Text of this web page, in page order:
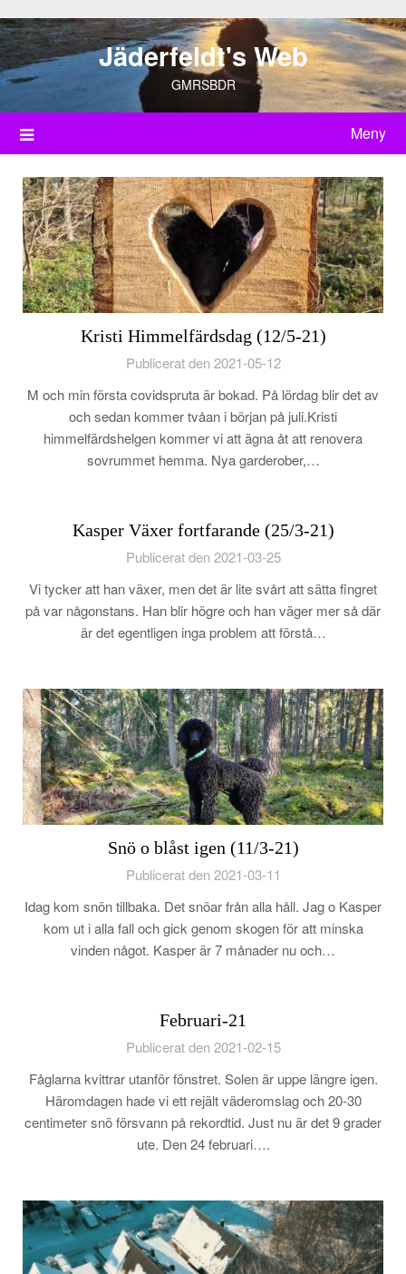
till
innehåll
Jäderfeldt's Web
GMRSBDR
Meny
Kristi Himmelfärdsdag (12/5-21)
Publicerat den 2021-05-12
M och min första covidspruta är bokad. På lördag blir det av
och sedan kommer tvåan i början på juli.Kristi
himmelfärdshelgen kommer vi att ägna åt att renovera
sovrummet hemma. Nya garderober,…
Kasper Växer fortfarande (25/3-21)
Publicerat den 2021-03-25
Vi tycker att han växer, men det är lite svårt att sätta fingret
på var någonstans. Han blir högre och han väger mer så där
är det egentligen inga problem att förstå…
Snö o blåst igen (11/3-21)
Publicerat den 2021-03-11
Idag kom snön tillbaka. Det snöar från alla håll. Jag o Kasper
kom ut i alla fall och gick genom skogen för att minska
vinden något. Kasper är 7 månader nu och…
Februari-21
Publicerat den 2021-02-15
Fåglarna kvittrar utanför fönstret. Solen är uppe längre igen.
Häromdagen hade vi ett rejält väderomslag och 20-30
centimeter snö försvann på rekordtid. Just nu är det 9 grader
ute. Den 24 februari….